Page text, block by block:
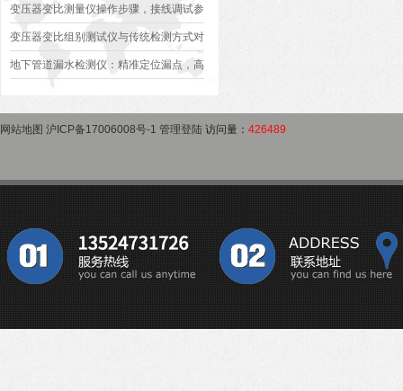
作指南
变压器是否合格？
变压器变比测量仪操作步骤，接线调试参
数设定变比测试数据保存使用教程
变压器变比组别测试仪与传统检测方式对
比：精度、速度与安全性深度分析
地下管道漏水检测仪：精准定位漏点，高
网站地图 沪ICP备17006008号-1 管理登陆 访问量： 426489